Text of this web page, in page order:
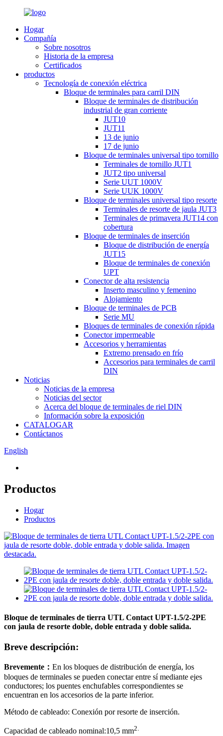
Hogar
Compañía
Sobre nosotros
Historia de la empresa
Certificados
productos
Tecnología de conexión eléctrica
Bloque de terminales para carril DIN
Bloque de terminales de distribución
industrial de gran corriente
JUT10
JUT11
13 de junio
17 de junio
Bloque de terminales universal tipo tornillo
Terminales de tornillo JUT1
JUT2 tipo universal
Serie UUT 1000V
Serie UUK 1000V
Bloque de terminales universal tipo resorte
Terminales de resorte de jaula JUT3
Terminales de primavera JUT14 con
cobertura
Bloque de terminales de inserción
Bloque de distribución de energía
JUT15
Bloque de terminales de conexión
UPT
Conector de alta resistencia
Inserto masculino y femenino
Alojamiento
Bloque de terminales de PCB
Serie MU
Bloques de terminales de conexión rápida
Conector impermeable
Accesorios y herramientas
Extremo prensado en frío
Accesorios para terminales de carril
DIN
Noticias
Noticias de la empresa
Noticias del sector
Acerca del bloque de terminales de riel DIN
Información sobre la exposición
CATALOGAR
Contáctanos
English
Productos
Hogar
Productos
Bloque de terminales de tierra UTL Contact UPT-1.5/2-2PE
con jaula de resorte doble, doble entrada y doble salida.
Breve descripción:
Brevemente ： En los bloques de distribución de energía, los
bloques de terminales se pueden conectar entre sí mediante ejes
conductores; los puentes enchufables correspondientes se
encuentran en los accesorios de la parte inferior.
Método de cableado: Conexión por resorte de inserción.
Capacidad de cableado nominal:10,5 mm2.